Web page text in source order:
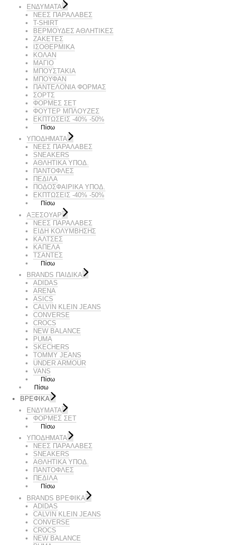
ΕΝΔΥΜΑΤΑ
ΝΕΕΣ ΠΑΡΑΛΑΒΕΣ
T-SHIRT
ΒΕΡΜΟΥΔΕΣ ΑΘΛΗΤΙΚΕΣ
ΖΑΚΕΤΕΣ
ΙΣΟΘΕΡΜΙΚΑ
ΚΟΛΑΝ
ΜΑΓΙΟ
ΜΠΟΥΣΤΑΚΙΑ
ΜΠΟΥΦΑΝ
ΠΑΝΤΕΛΟΝΙΑ ΦΟΡΜΑΣ
ΣΟΡΤΣ
ΦΟΡΜΕΣ ΣΕΤ
ΦΟΥΤΕΡ ΜΠΛΟΥΖΕΣ
ΕΚΠΤΏΣΕΙΣ -40% -50%
Πίσω
ΥΠΟΔΗΜΑΤΑ
ΝΕΕΣ ΠΑΡΑΛΑΒΕΣ
SNEAKERS
ΑΘΛΗΤΙΚΑ ΥΠΟΔ.
ΠΑΝΤΟΦΛΕΣ
ΠΕΔΙΛΑ
ΠΟΔΟΣΦΑΙΡΙΚΑ ΥΠΟΔ.
ΕΚΠΤΏΣΕΙΣ -40% -50%
Πίσω
ΑΞΕΣΟΥΑΡ
ΝΕΕΣ ΠΑΡΑΛΑΒΕΣ
ΕΙΔΗ ΚΟΛΥΜΒΗΣΗΣ
ΚΑΛΤΣΕΣ
ΚΑΠΕΛΑ
ΤΣΑΝΤΕΣ
Πίσω
BRANDS ΠΑΙΔΙΚΆ
ADIDAS
ARENA
ASICS
CALVIN KLEIN JEANS
CONVERSE
CROCS
NEW BALANCE
PUMA
SKECHERS
TOMMY JEANS
UNDER ARMOUR
VANS
Πίσω
Πίσω
ΒΡΕΦΙΚΑ
ΕΝΔΥΜΑΤΑ
ΦΟΡΜΕΣ ΣΕΤ
Πίσω
ΥΠΟΔΗΜΑΤΑ
ΝΕΕΣ ΠΑΡΑΛΑΒΕΣ
SNEAKERS
ΑΘΛΗΤΙΚΑ ΥΠΟΔ.
ΠΑΝΤΟΦΛΕΣ
ΠΕΔΙΛΑ
Πίσω
BRANDS ΒΡΕΦΙΚΆ
ADIDAS
CALVIN KLEIN JEANS
CONVERSE
CROCS
NEW BALANCE